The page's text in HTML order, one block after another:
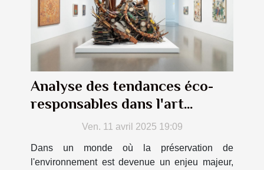
Analyse des tendances éco-
responsables dans l'art
contemporainVen. 11 avril 2025 19:09
Dans un monde où la préservation de
l'environnement est devenue un enjeu majeur,